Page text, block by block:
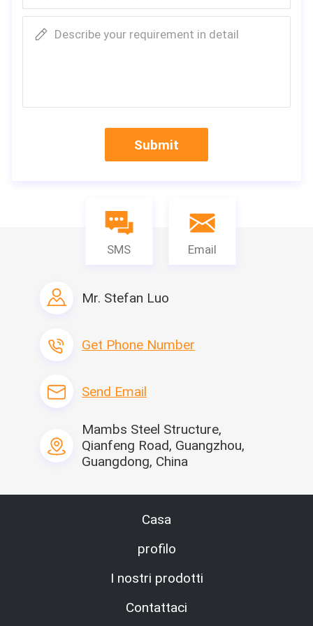
Describe your requirement in detail
Submit
SMS Email
Mr. Stefan Luo
Get Phone Number
Send Email
Mambs Steel Structure,
Qianfeng Road, Guangzhou,
Guangdong, China
Casa
profilo
I nostri prodotti
Contattaci